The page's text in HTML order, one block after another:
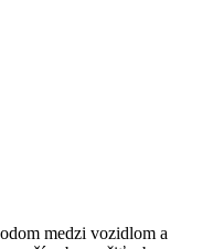
medzi vozidlom a